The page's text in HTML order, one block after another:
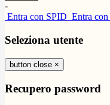
-
Entra con SPID Entra
Seleziona utente
button close ×
Recupero password